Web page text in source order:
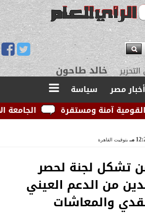
يوسف قبودان
أخبار مصر
سياسة
الجامعة
آمنة ومستقرة
مـ بتوقيت القاهرة
تشكل لجنة لحصر
من الدعم العيني
والمعاشات